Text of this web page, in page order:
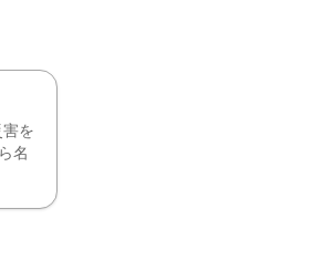
害を
名